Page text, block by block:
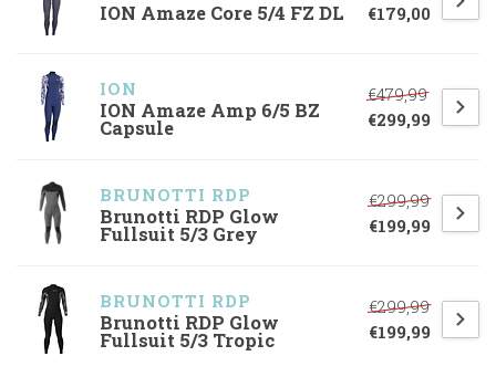
ION Amaze Core 5/4 FZ DL €179,00
ION
ION Amaze Amp 6/5 BZ
Capsule
€479,99
€299,99
BRUNOTTI RDP
Brunotti RDP Glow
Fullsuit 5/3 Grey
€299,99
€199,99
BRUNOTTI RDP
Brunotti RDP Glow
Fullsuit 5/3 Tropic
€299,99
€199,99